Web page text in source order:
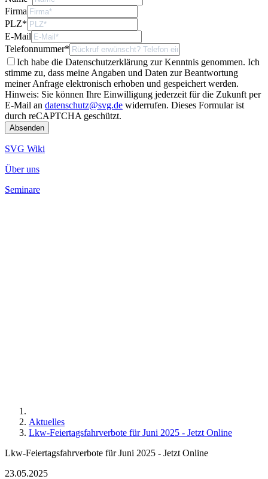
Firma
PLZ*
E-Mail
Telefonnummer*
Ich habe die Datenschutzerklärung zur Kenntnis genommen. Ich
stimme zu, dass meine Angaben und Daten zur Beantwortung
meiner Anfrage elektronisch erhoben und gespeichert werden.
Hinweis: Sie können Ihre Einwilligung jederzeit für die Zukunft per
E-Mail an datenschutz@svg.de widerrufen. Dieses Formular ist
durch reCAPTCHA geschützt.
SVG Wiki
Über uns
Seminare
Aktuelles
Lkw-Feiertagsfahrverbote für Juni 2025 - Jetzt Online
Lkw-Feiertagsfahrverbote für Juni 2025 - Jetzt Online
23.05.2025